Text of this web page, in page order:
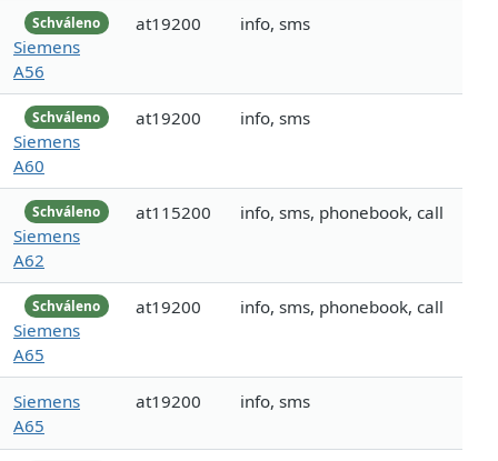
Schváleno
Siemens
A56
at19200 info, sms
Schváleno
Siemens
A60
at19200 info, sms
Schváleno
Siemens
A62
at115200 info, sms, phonebook, call
Schváleno
Siemens
A65
at19200 info, sms, phonebook, call
Siemens
A65
at19200 info, sms